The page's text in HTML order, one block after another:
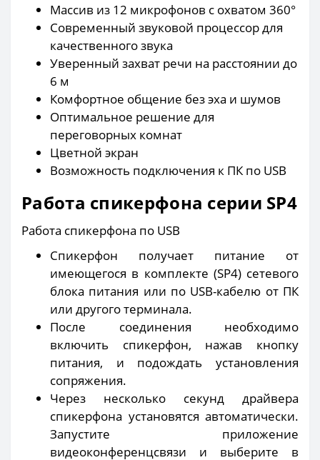
Массив из 12 микрофонов с охватом 360°
Современный звуковой процессор для
качественного звука
Уверенный захват речи на расстоянии до
6 м
Комфортное общение без эха и шумов
Оптимальное решение для
переговорных комнат
Цветной экран
Возможность подключения к ПК по USB
Работа спикерфона серии SP4
Работа спикерфона по USB
Спикерфон получает питание от
имеющегося в комплекте (SP4) сетевого
блока питания или по USB-кабелю от ПК
или другого терминала.
После соединения необходимо
включить спикерфон, нажав кнопку
питания, и подождать установления
сопряжения.
Через несколько секунд драйвера
спикерфона установятся автоматически.
Запустите приложение
видеоконференцсвязи и выберите в